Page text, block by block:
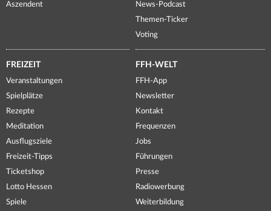
Aszendent
News-Podcast
Themen-Ticker
Voting
FREIZEIT
Veranstaltungen
Spielplätze
Rezepte
Meditation
Ausflugsziele
Freizeit-Tipps
Ticketshop
Lotto Hessen
Spiele
FFH-WELT
FFH-App
Newsletter
Kontakt
Frequenzen
Jobs
Führungen
Presse
Radiowerbung
Weiterbildung